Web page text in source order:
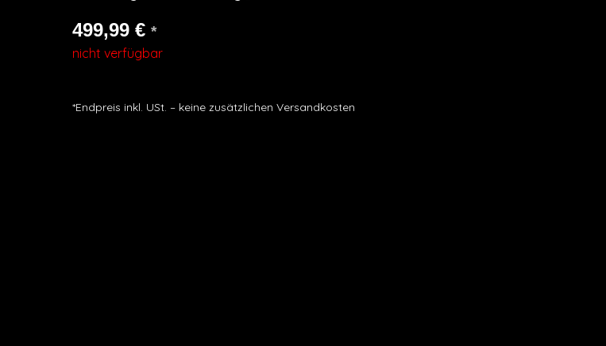
499,99 € *
nicht verfügbar
*Endpreis inkl. USt. – keine zusätzlichen Versandkosten